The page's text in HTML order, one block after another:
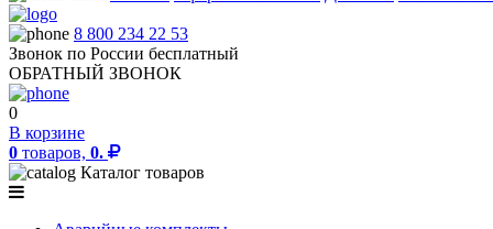
8 800 234 22 53
Звонок по России бесплатный
ОБРАТНЫЙ ЗВОНОК
0
В корзине
0 товаров, 0.
Каталог товаров